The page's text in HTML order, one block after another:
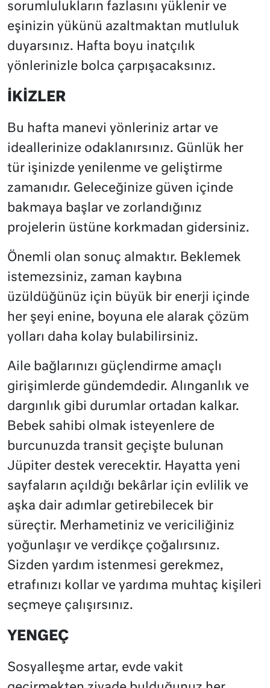
sorumlulukların fazlasını yüklenir ve
eşinizin yükünü azaltmaktan mutluluk
duyarsınız. Hafta boyu inatçılık
yönlerinizle bolca çarpışacaksınız.
İKİZLER
Bu hafta manevi yönleriniz artar ve
ideallerinize odaklanırsınız. Günlük her
tür işinizde yenilenme ve geliştirme
zamanıdır. Geleceğinize güven içinde
bakmaya başlar ve zorlandığınız
projelerin üstüne korkmadan gidersiniz.
Önemli olan sonuç almaktır. Beklemek
istemezsiniz, zaman kaybına
üzüldüğünüz için büyük bir enerji içinde
her şeyi enine, boyuna ele alarak çözüm
yolları daha kolay bulabilirsiniz.
Aile bağlarınızı güçlendirme amaçlı
girişimlerde gündemdedir. Alınganlık ve
dargınlık gibi durumlar ortadan kalkar.
Bebek sahibi olmak isteyenlere de
burcunuzda transit geçişte bulunan
Jüpiter destek verecektir. Hayatta yeni
sayfaların açıldığı bekârlar için evlilik ve
aşka dair adımlar getirebilecek bir
süreçtir. Merhametiniz ve vericiliğiniz
yoğunlaşır ve verdikçe çoğalırsınız.
Sizden yardım istenmesi gerekmez,
etrafınızı kollar ve yardıma muhtaç kişileri
seçmeye çalışırsınız.
YENGEÇ
Sosyalleşme artar, evde vakit